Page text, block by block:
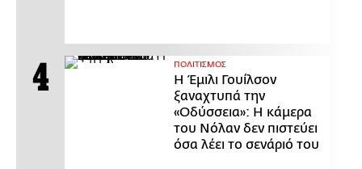
ΠΟΛΙΤΙΣΜΟΣ
Η Έμιλι Γουίλσον
ξαναχτυπά την
«Οδύσσεια»: Η κάμερα
του Νόλαν δεν πιστεύει
όσα λέει το σενάριό του